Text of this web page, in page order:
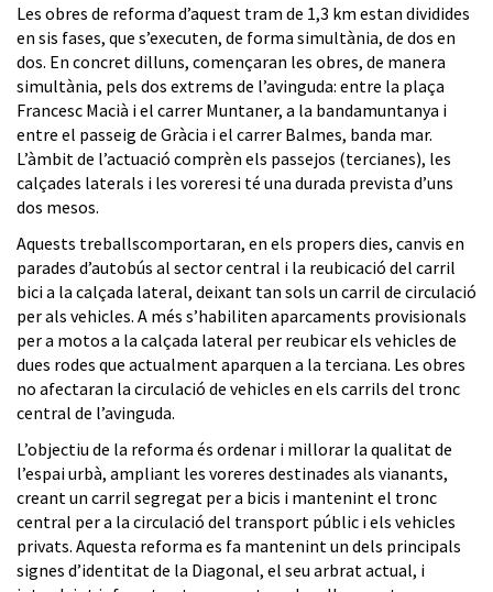
Les obres de reforma d’aquest tram de 1,3 km estan dividides
en sis fases, que s’executen, de forma simultània, de dos en
dos. En concret dilluns, començaran les obres, de manera
simultània, pels dos extrems de l’avinguda: entre la plaça
Francesc Macià i el carrer Muntaner, a la bandamuntanya i
entre el passeig de Gràcia i el carrer Balmes, banda mar.
L’àmbit de l’actuació comprèn els passejos (tercianes), les
calçades laterals i les voreresi té una durada prevista d’uns
dos mesos.
Aquests treballscomportaran, en els propers dies, canvis en
parades d’autobús al sector central i la reubicació del carril
bici a la calçada lateral, deixant tan sols un carril de circulació
per als vehicles. A més s’habiliten aparcaments provisionals
per a motos a la calçada lateral per reubicar els vehicles de
dues rodes que actualment aparquen a la terciana. Les obres
no afectaran la circulació de vehicles en els carrils del tronc
central de l’avinguda.
L’objectiu de la reforma és ordenar i millorar la qualitat de
l’espai urbà, ampliant les voreres destinades als vianants,
creant un carril segregat per a bicis i mantenint el tronc
central per a la circulació del transport públic i els vehicles
privats. Aquesta reforma es fa mantenint un dels principals
signes d’identitat de la Diagonal, el seu arbrat actual, i